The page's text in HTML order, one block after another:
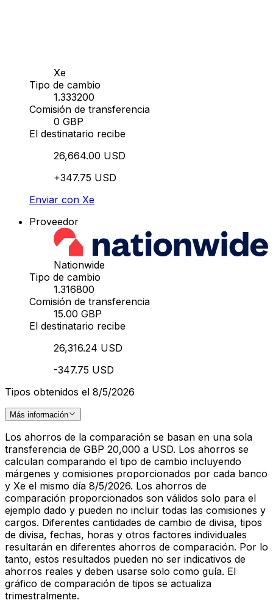
Xe
Tipo de cambio
1.333200
Comisión de transferencia
0 GBP
El destinatario recibe
26,664.00 USD
+347.75 USD
Enviar con Xe
Proveedor
Nationwide
Tipo de cambio
1.316800
Comisión de transferencia
15.00 GBP
El destinatario recibe
26,316.24 USD
-347.75 USD
Tipos obtenidos el 8/5/2026
Más información
Los ahorros de la comparación se basan en una sola
transferencia de GBP 20,000 a USD. Los ahorros se
calculan comparando el tipo de cambio incluyendo
márgenes y comisiones proporcionados por cada banco
y Xe el mismo día 8/5/2026. Los ahorros de
comparación proporcionados son válidos solo para el
ejemplo dado y pueden no incluir todas las comisiones y
cargos. Diferentes cantidades de cambio de divisa, tipos
de divisa, fechas, horas y otros factores individuales
resultarán en diferentes ahorros de comparación. Por lo
tanto, estos resultados pueden no ser indicativos de
ahorros reales y deben usarse solo como guía. El
gráfico de comparación de tipos se actualiza
trimestralmente.